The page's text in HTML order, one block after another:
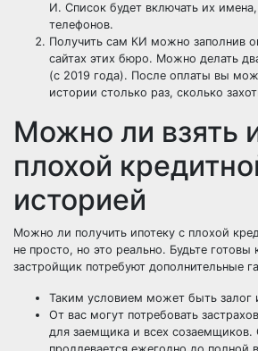
И. Список будет включать их
телефонов.
Получить сам КИ можно заполнив
сайтах этих бюро. Можно делать
(с 2019 года). После оплаты вы
истории столько раз, сколько
Можно ли взять
плохой
историей
Можно ли получить ипотеку с плохой
не просто, но это реально. Будьте готовы
застройщик потребуют дополнительные
Таким условием может быть залог
От вас могут потребовать
для заемщика и всех созаемщиков.